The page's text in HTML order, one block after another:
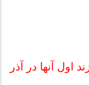
اول آنها در آذر